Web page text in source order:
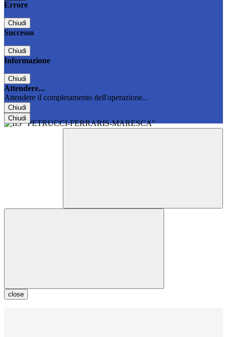
Errore
Chiudi
Successo
Chiudi
Informazione
Chiudi
Attendere...
Attendere il completamento dell'operazione...
Chiudi
Chiudi
close